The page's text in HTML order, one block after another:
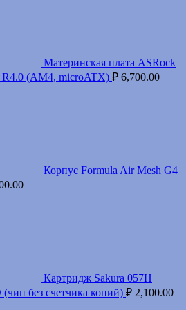
Материнская плата ASRock
(AM4, microATX) ₽ 6,700.00
Корпус Formula Air Mesh G4
Картридж Sakura 057H
(чип без счетчика копий) ₽ 2,100.00